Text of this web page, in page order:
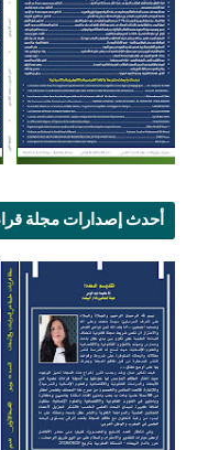
أحدث إصدارات مجلة